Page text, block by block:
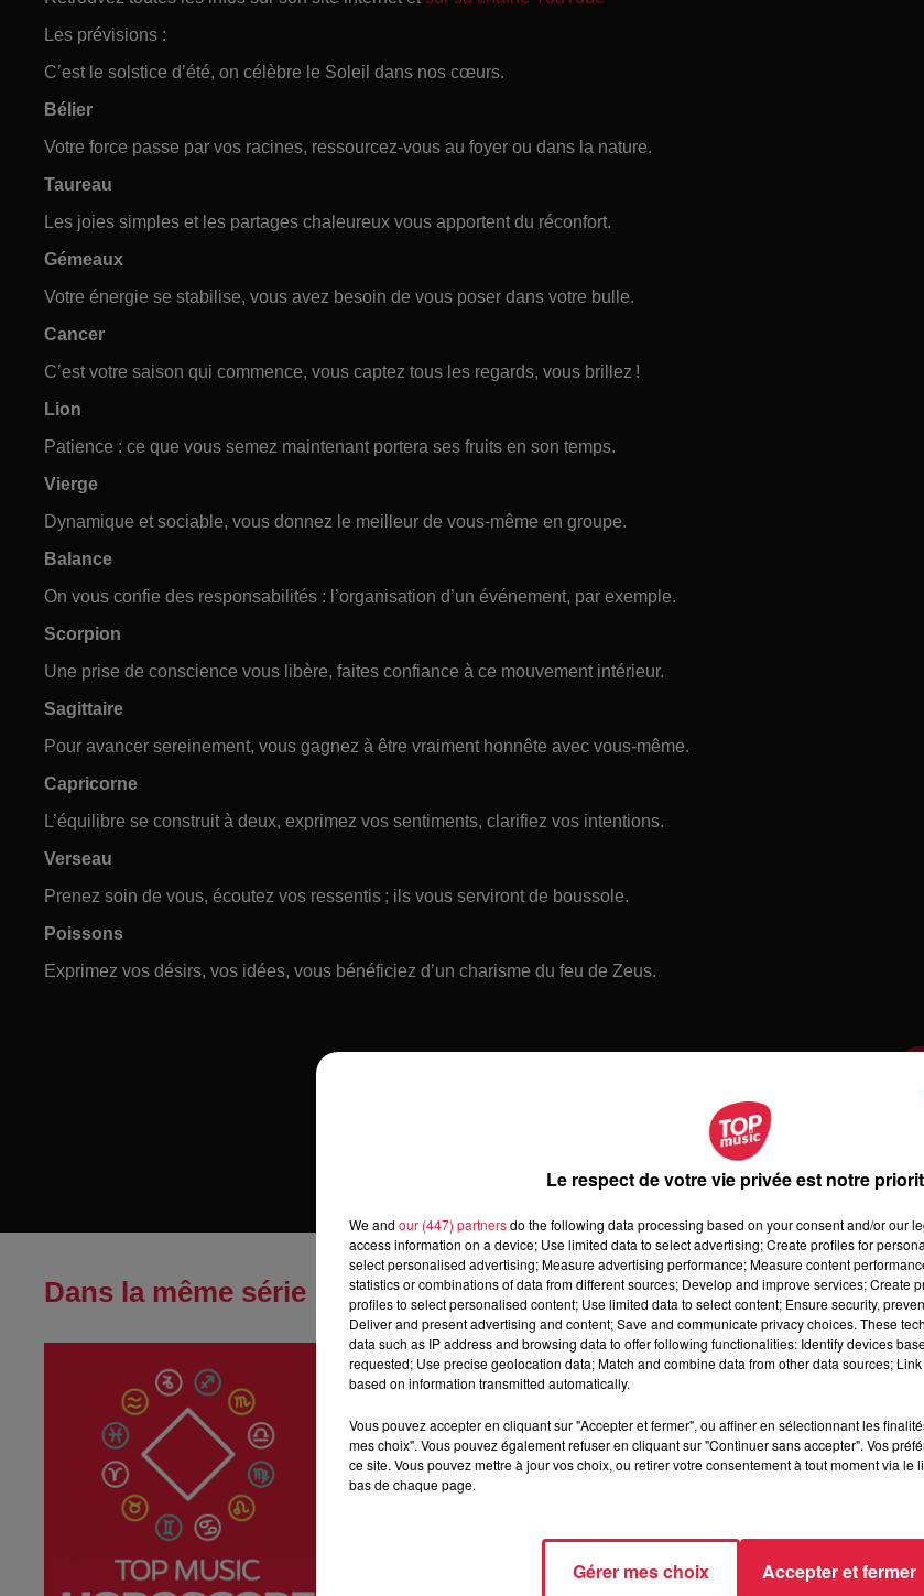
Les prévisions :
C’est le solstice d’été, on célèbre le Soleil dans nos cœurs.
Bélier
Votre force passe par vos racines, ressourcez-vous au foyer ou dans la nature.
Taureau
Les joies simples et les partages chaleureux vous apportent du réconfort.
Gémeaux
Votre énergie se stabilise, vous avez besoin de vous poser dans votre bulle.
Cancer
C’est votre saison qui commence, vous captez tous les regards, vous brillez !
Lion
Patience : ce que vous semez maintenant portera ses fruits en son temps.
Vierge
Dynamique et sociable, vous donnez le meilleur de vous-même en groupe.
Balance
On vous confie des responsabilités : l’organisation d’un événement, par exemple.
Scorpion
Une prise de conscience vous libère, faites confiance à ce mouvement intérieur.
Sagittaire
Pour avancer sereinement, vous gagnez à être vraiment honnête avec vous-même.
Capricorne
L’équilibre se construit à deux, exprimez vos sentiments, clarifiez vos intentions.
Verseau
Prenez soin de vous, écoutez vos ressentis ; ils vous serviront de boussole.
Poissons
Exprimez vos désirs, vos idées, vous bénéficiez d’un charisme du feu de Zeus.
Dans la même série
Horoscope du jeudi 6 août 2026
Horoscope du jeudi 6 août 2026
Le respect de votre vie privée est notre
We and our (447) partnersdo the following data processing based on your consent and/or our
access information on a device; Use limited data to select advertising; Create profiles for
select personalised advertising; Measure advertising performance; Measure content
statistics or combinations of data from different sources; Develop and improve services; Create
profiles to select personalised content; Use limited data to select content; Ensure security,
Deliver and present advertising and content; Save and communicate privacy choices. These
data such as IP address and browsing data to offer following functionalities: Identify devices
requested; Use precise geolocation data; Match and combine data from other data sources;
based on information transmitted automatically.
Vous pouvez accepter en cliquant sur "Accepter et fermer", ou affiner en sélectionnant les
mes choix". Vous pouvez également refuser en cliquant sur "Continuer sans accepter". Vos
ce site. Vous pouvez mettre à jour vos choix, ou retirer votre consentement à tout moment via le
bas de chaque page.
Gérer mes choix Accepter et fermer